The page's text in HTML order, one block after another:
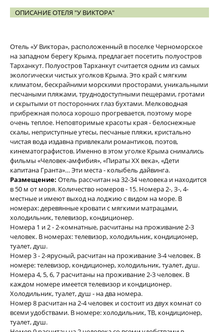
ОПИСАНИЕ ОТЕЛЯ "У ВИКТОРА"
Отель «У Виктора», расположенный в поселке Черноморское
на западном берегу Крыма, предлагает посетить полуостров
Тарханкут. Полуостров Тарханкут считается одним из самых
экологически чистых уголков Крыма. Это край с мягким
климатом, бескрайними морскими просторами, уникальными
песчаными пляжами, труднодоступными пещерами, гротами
и скрытыми от посторонних глаз бухтами. Мелководная
прибрежная полоса хорошо прогревается, поэтому море
очень теплое. Неповторимые красоты края - белоснежные
скалы, неприступные утесы, песчаные пляжи, кристально
чистая вода издавна привлекали романтиков, поэтов,
кинематографистов. Именно в этом уголке Крыма снимались
фильмы «Человек-амфибия», «Пираты ХХ века», «Дети
капитана Гранта»… Эти места - колыбель дайвинга.
Размещение: Отель рассчитан на 32-34 человека и находится
в 50 м от моря. Количество номеров - 15. Номера 2-, З-, 4-
местные и имеют выход на лоджию с видом на море. В
номерах: деревянные кровати с мягкими матрацами,
холодильник, телевизор, кондиционер.
Номера 1 и 2 - 2-комнатные, расчитаны на проживание 2-3
человек. В номерах: телевизор, холодильник, кондиционер,
туалет, душ.
Номер 3 - 2-ярусный, расчитан на проживание 3-4 человек. В
номере: телевизор, кондиционер, холодильник, туалет, душ.
Номера 4, 5, 6, 7 расчитаны на проживание 2-3 человек. В
каждом номере имеется телевизор и кондиционер.
Холодильник, туалет, душ - на два номера.
Номер 8 расчитан на 2-4 человек и состоит из двух комнат со
всеми удобствами. В номере: холодильник, ТВ, кондиционер,
туалет, душ.